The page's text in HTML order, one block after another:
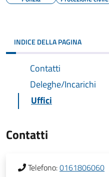
INDICE DELLA PAGINA
Contatti
Deleghe/Incarichi
Uffici
Contatti
Telefono:0161806060